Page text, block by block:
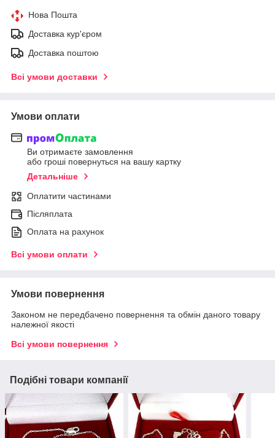
Нова Пошта
Доставка кур'єром
Доставка поштою
Всі умови доставки
Умови оплати
Ви отримаєте замовлення
або гроші повернуться на вашу картку
Детальніше
Оплатити частинами
Післяплата
Оплата на рахунок
Всі умови оплати
Умови повернення
Законом не передбачено повернення та обмін даного товару
належної якості
Всі умови повернення
Подібні товари компанії